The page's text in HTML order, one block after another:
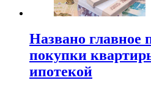
Названо главное
покупки
ипотекой